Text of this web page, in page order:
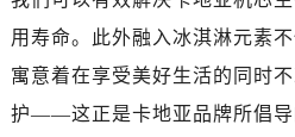
用寿命。此外融入冰淇淋元素
寓意着在享受美好生活的同时
护——这正是卡地亚品牌所倡导